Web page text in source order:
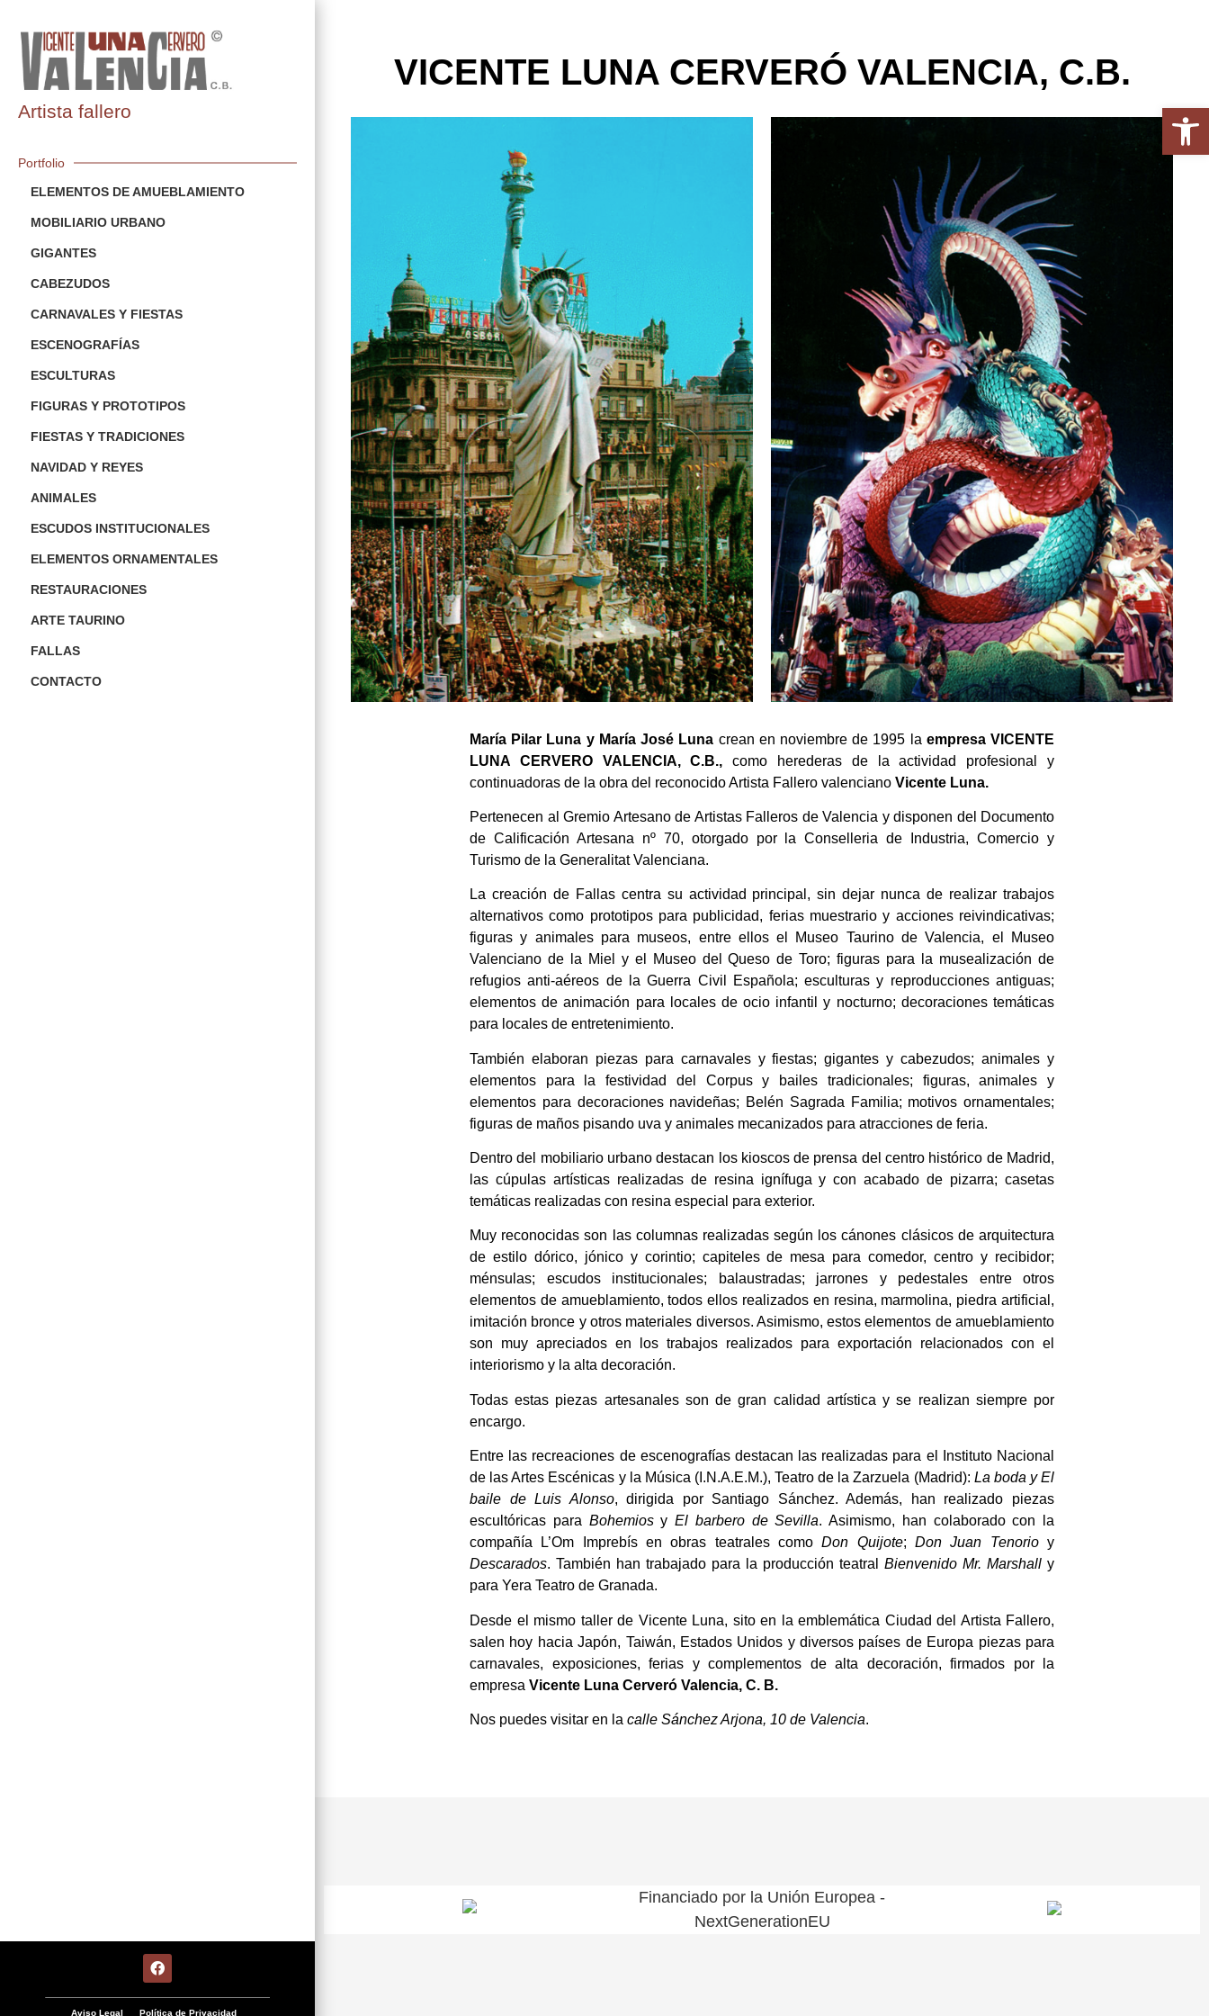
Abrir
Artista fallero
Portfolio
ELEMENTOS DE AMUEBLAMIENTO
MOBILIARIO URBANO
GIGANTES
CABEZUDOS
CARNAVALES Y FIESTAS
ESCENOGRAFÍAS
ESCULTURAS
FIGURAS Y PROTOTIPOS
FIESTAS Y TRADICIONES
NAVIDAD Y REYES
ANIMALES
ESCUDOS INSTITUCIONALES
ELEMENTOS ORNAMENTALES
RESTAURACIONES
ARTE TAURINO
FALLAS
CONTACTO
Aviso Legal Política de Privacidad
VICENTE LUNA CERVERÓ VALENCIA, C.B.
María Pilar Luna y María José Luna crean en noviembre de 1995 la empresa VICENTE
LUNA CERVERO VALENCIA, C.B., como herederas de la actividad profesional y
continuadoras de la obra del reconocido Artista Fallero valenciano Vicente Luna.
Pertenecen al Gremio Artesano de Artistas Falleros de Valencia y disponen del Documento
de Calificación Artesana nº 70, otorgado por la Conselleria de Industria, Comercio y
Turismo de la Generalitat Valenciana.
La creación de Fallas centra su actividad principal, sin dejar nunca de realizar trabajos
alternativos como prototipos para publicidad, ferias muestrario y acciones reivindicativas;
figuras y animales para museos, entre ellos el Museo Taurino de Valencia, el Museo
Valenciano de la Miel y el Museo del Queso de Toro; figuras para la musealización de
refugios anti-aéreos de la Guerra Civil Española; esculturas y reproducciones antiguas;
elementos de animación para locales de ocio infantil y nocturno; decoraciones temáticas
para locales de entretenimiento.
También elaboran piezas para carnavales y fiestas; gigantes y cabezudos; animales y
elementos para la festividad del Corpus y bailes tradicionales; figuras, animales y
elementos para decoraciones navideñas; Belén Sagrada Familia; motivos ornamentales;
figuras de maños pisando uva y animales mecanizados para atracciones de feria.
Dentro del mobiliario urbano destacan los kioscos de prensa del centro histórico de Madrid,
las cúpulas artísticas realizadas de resina ignífuga y con acabado de pizarra; casetas
temáticas realizadas con resina especial para exterior.
Muy reconocidas son las columnas realizadas según los cánones clásicos de arquitectura
de estilo dórico, jónico y corintio; capiteles de mesa para comedor, centro y recibidor;
ménsulas; escudos institucionales; balaustradas; jarrones y pedestales entre otros
elementos de amueblamiento, todos ellos realizados en resina, marmolina, piedra artificial,
imitación bronce y otros materiales diversos. Asimismo, estos elementos de amueblamiento
son muy apreciados en los trabajos realizados para exportación relacionados con el
interiorismo y la alta decoración.
Todas estas piezas artesanales son de gran calidad artística y se realizan siempre por
encargo.
Entre las recreaciones de escenografías destacan las realizadas para el Instituto Nacional
de las Artes Escénicas y la Música (I.N.A.E.M.), Teatro de la Zarzuela (Madrid): La boda y El
baile de Luis Alonso, dirigida por Santiago Sánchez. Además, han realizado piezas
escultóricas para Bohemiosy El barbero de Sevilla. Asimismo, han colaborado con la
compañía L’Om Imprebís en obras teatrales comoDon Quijote;Don Juan Tenorioy
Descarados. También han trabajado para la producción teatral Bienvenido Mr. Marshall y
para Yera Teatro de Granada.
Desde el mismo taller de Vicente Luna, sito en la emblemática Ciudad del Artista Fallero,
salen hoy hacia Japón, Taiwán, Estados Unidos y diversos países de Europa piezas para
carnavales, exposiciones, ferias y complementos de alta decoración, firmados por la
empresa Vicente Luna Cerveró Valencia, C. B.
Nos puedes visitar en la calle Sánchez Arjona, 10 de Valencia.
Financiado por la Unión Europea -
NextGenerationEU